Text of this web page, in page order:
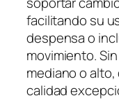
a
d
facilitando su
despensa o
movimiento.
mediano o
calidad